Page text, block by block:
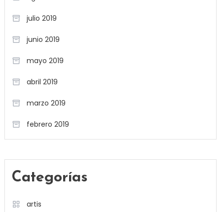
julio 2019
junio 2019
mayo 2019
abril 2019
marzo 2019
febrero 2019
Categorías
artis